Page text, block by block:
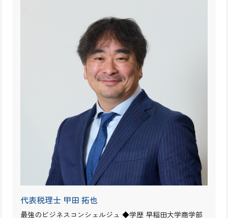
代表税理士 甲田 拓也
最強のビジネスコンシェルジュ ◆学歴 早稲田大学商学部